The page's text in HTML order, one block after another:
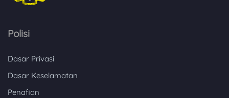
Polisi
Dasar Privasi
Dasar Keselamatan
Penafian